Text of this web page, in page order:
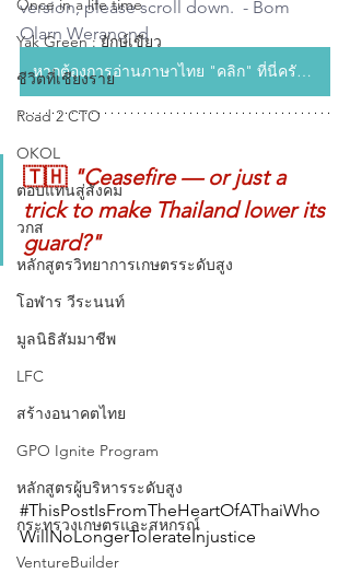
Once in a life time
Yak Green : ยักษ์เขียว
ชีวิตที่เชียงราย
Road 2 CTO
OKOL
ตอบแทนสู่สังคม
วกส
หลักสูตรวิทยาการเกษตรระดับสูง
โอฬาร วีระนนท์
มูลนิธิสัมมาชีพ
LFC
สร้างอนาคตไทย
GPO Ignite Program
หลักสูตรผู้บริหารระดับสูง
กระทรวงเกษตรและสหกรณ์
VentureBuilder
version, please scroll down.  - Bom
Olarn Weranond
หากต้องการอ่านภาษาไทย "คลิก" ที่นี่ครับ (If you’d like to read in Thai, please click here.)
🇹🇭 "Ceasefire — or just a
trick to make Thailand lower its
guard?"
#ThisPostIsFromTheHeartOfAThaiWho
WillNoLongerTolerateInjustice